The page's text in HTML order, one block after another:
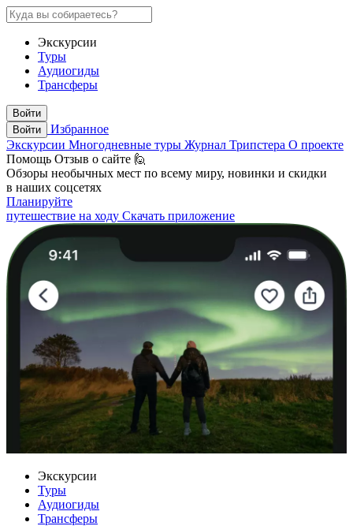
Экскурсии
Туры
Аудиогиды
Трансферы
Войти
Войти
Избранное
Экскурсии Многодневные туры Журнал Трипстера О проекте
Помощь Отзыв о сайте 🙋
Обзоры необычных мест по всему миру, новинки и скидки
в наших соцсетях
Планируйте
путешествие на ходу Скачать приложение
Экскурсии
Туры
Аудиогиды
Трансферы